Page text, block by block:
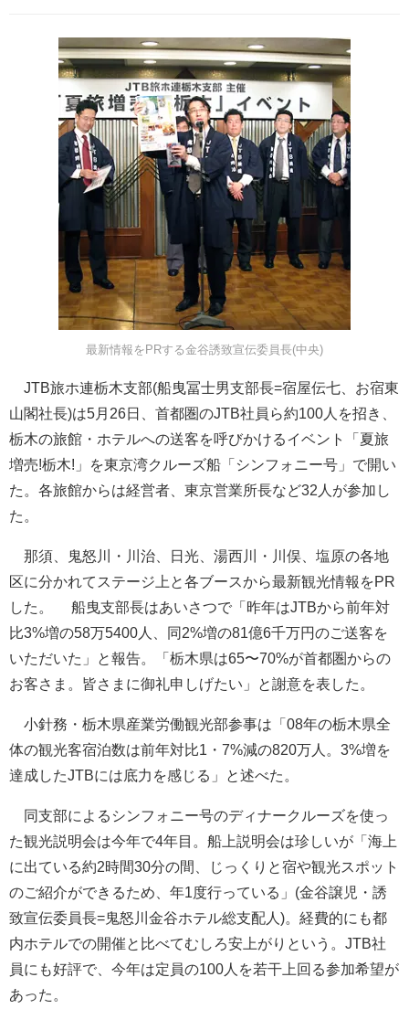
最新情報をPRする金谷誘致宣伝委員長(中央)
JTB旅ホ連栃木支部(船曳冨士男支部長=宿屋伝七、お宿東
山閣社長)は5月26日、首都圏のJTB社員ら約100人を招き、
栃木の旅館・ホテルへの送客を呼びかけるイベント「夏旅
増売!栃木!」を東京湾クルーズ船「シンフォニー号」で開い
た。各旅館からは経営者、東京営業所長など32人が参加し
た。
那須、鬼怒川・川治、日光、湯西川・川俣、塩原の各地
区に分かれてステージ上と各ブースから最新観光情報をPR
した。 船曳支部長はあいさつで「昨年はJTBから前年対
比3%増の58万5400人、同2%増の81億6千万円のご送客を
いただいた」と報告。「栃木県は65〜70%が首都圏からの
お客さま。皆さまに御礼申しげたい」と謝意を表した。
小針務・栃木県産業労働観光部参事は「08年の栃木県全
体の観光客宿泊数は前年対比1・7%減の820万人。3%増を
達成したJTBには底力を感じる」と述べた。
同支部によるシンフォニー号のディナークルーズを使っ
た観光説明会は今年で4年目。船上説明会は珍しいが「海上
に出ている約2時間30分の間、じっくりと宿や観光スポット
のご紹介ができるため、年1度行っている」(金谷譲児・誘
致宣伝委員長=鬼怒川金谷ホテル総支配人)。経費的にも都
内ホテルでの開催と比べてむしろ安上がりという。JTB社
員にも好評で、今年は定員の100人を若干上回る参加希望が
あった。